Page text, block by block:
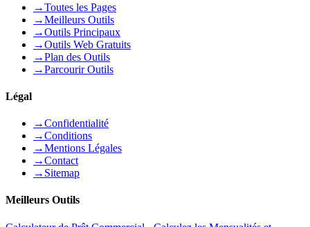
→Toutes les Pages
→Meilleurs Outils
→Outils Principaux
→Outils Web Gratuits
→Plan des Outils
→Parcourir Outils
Légal
→Confidentialité
→Conditions
→Mentions Légales
→Contact
→ Sitemap
Meilleurs Outils